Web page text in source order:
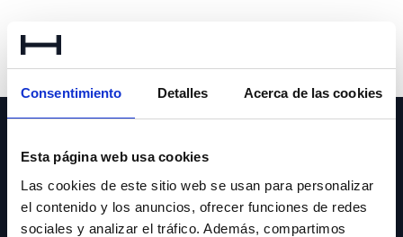
Consentimiento Detalles Acerca de las cookies
Esta página web usa cookies
Las cookies de este sitio web se usan para personalizar
el contenido y los anuncios, ofrecer funciones de redes
sociales y analizar el tráfico. Además, compartimos
NEWSLETTER